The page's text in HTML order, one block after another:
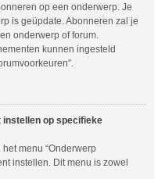
op een onderwerp. Je
is geüpdate. Abonneren zal je
onderwerp of forum.
kunnen ingesteld
instellen op specifieke
menu “Onderwerp
instellen. Dit menu is zowel